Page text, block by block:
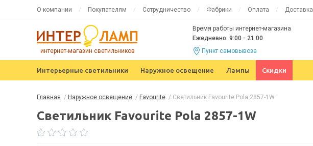
О компании Покупателям Сотрудничество Фабрики Оплата Доставка
интернет-магазин светильников
Время работы интернет-магазина
Ежедневно: 9:00 - 21:00
Пункт самовывоза
Интерьерные светильники Наружное освещение Лампы Скидки
Главная / Наружное освещение / Favourite / Светильник Favourite Pola 2857-1W
Светильник Favourite Pola 2857-1W